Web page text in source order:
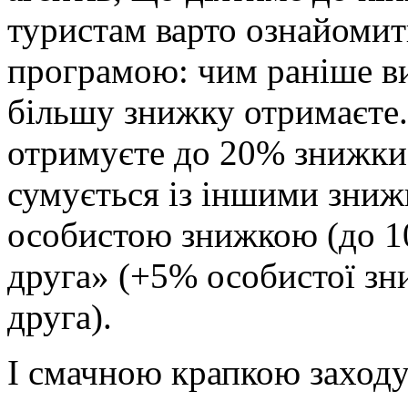
туристам варто
програмою: чим раніше
більшу знижку
отримуєте до 20%
сумується із іншими
особистою знижкою (до
друга» (+5% особистої
друга).
І смачною крапкою